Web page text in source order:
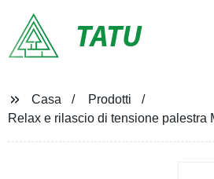
TATU
Casa
Prodotti
Relax e rilascio di tensione palestra